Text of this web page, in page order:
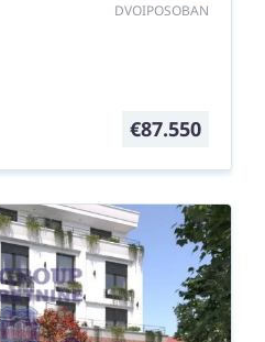
DVOIPOSOBAN
€87.550